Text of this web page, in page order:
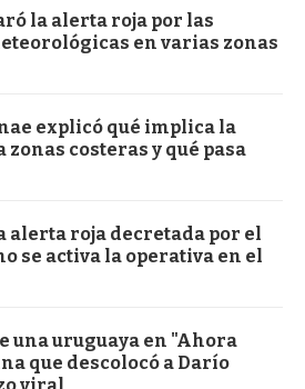
la alerta roja por las
en varias zonas
explicó qué implica la
costeras y qué pasa
alerta roja decretada por el
se activa la operativa en el
una uruguaya en "Ahora
que descolocó a Darío